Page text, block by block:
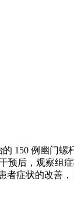
150 例幽门螺
预后，观察组
症状的改善，